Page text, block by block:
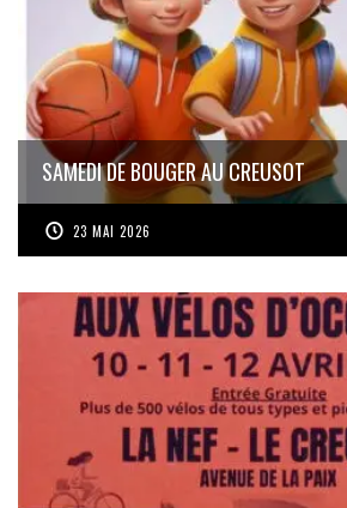
SAMEDI DE BOUGER AU CREUSOT
23 MAI 2026